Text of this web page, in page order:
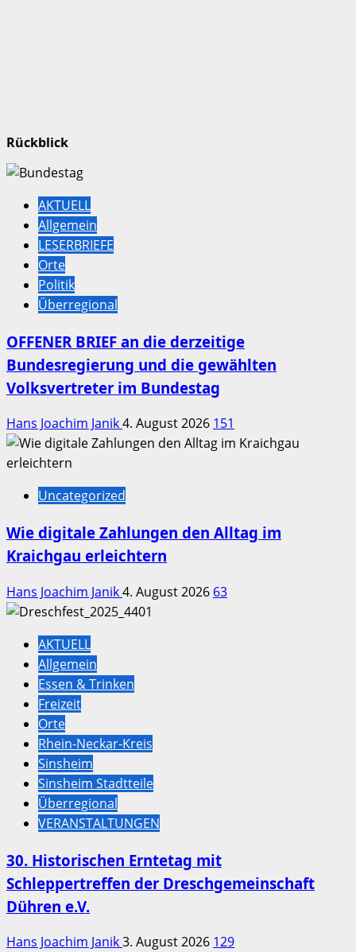
Rückblick
AKTUELL
Allgemein
LESERBRIEFE
Orte
Politik
Überregional
OFFENER BRIEF an die derzeitige
Bundesregierung und die gewählten
Volksvertreter im Bundestag
Hans Joachim Janik4. August 2026 151
Uncategorized
Wie digitale Zahlungen den Alltag im
Kraichgau erleichtern
Hans Joachim Janik4. August 2026 63
AKTUELL
Allgemein
Essen & Trinken
Freizeit
Orte
Rhein-Neckar-Kreis
Sinsheim
Sinsheim Stadtteile
Überregional
VERANSTALTUNGEN
30. Historischen Erntetag mit
Schleppertreffen der Dreschgemeinschaft
Dühren e.V.
Hans Joachim Janik3. August 2026 129